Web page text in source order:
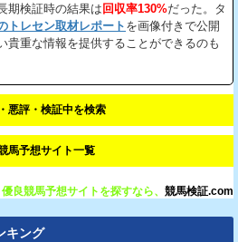
期検証時の結果は回収率130%だった。タ
トレセン取材レポート を画像付きで公開
貴重な情報を提供することができるのも
悪評・検証中を検索
馬予想サイト一覧
優良競馬予想サイトを探すなら、 競馬検証.com
キング